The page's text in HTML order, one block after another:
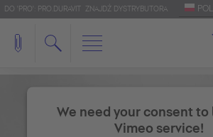
DO 'PRO': PRO.DURAVIT ZNAJDŹ DYSTRYBUTORA
We need your consent to
Vimeo service!